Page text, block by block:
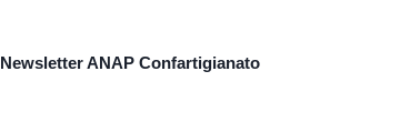
Newsletter ANAP Confartigianato